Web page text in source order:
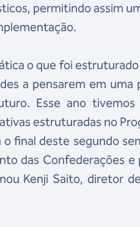
permitindo assim
o que foi
a pensarem em
Esse ano tivemos
estruturadas no
final deste segundo
das Confederações
Kenji Saito, diretor